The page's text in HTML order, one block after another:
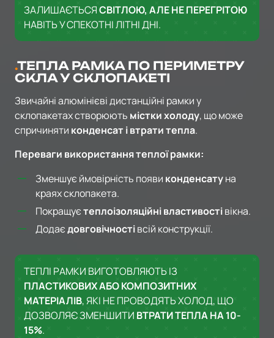
ЗАЛИШАЄТЬСЯСВІТЛОЮ, АЛЕ НЕ ПЕРЕГРІТОЮ
НАВІТЬ У СПЕКОТНІ ЛІТНІ ДНІ.
ТЕПЛА РАМКА ПО ПЕРИМЕТРУ
СКЛА У СКЛОПАКЕТІ
Звичайні алюмінієві дистанційні рамки у
склопакетах створюють містки холоду, що може
спричиняти конденсат і втрати тепла.
Переваги використання теплої рамки:
Зменшує ймовірність появи конденсатуна
краях склопакета.
Покращуєтеплоізоляційні властивостівікна.
Додаєдовговічностівсій конструкції.
ТЕПЛІ РАМКИ ВИГОТОВЛЯЮТЬ ІЗ
ПЛАСТИКОВИХ АБО КОМПОЗИТНИХ
МАТЕРІАЛІВ, ЯКІ НЕ ПРОВОДЯТЬ ХОЛОД, ЩО
ДОЗВОЛЯЄ ЗМЕНШИТИ ВТРАТИ ТЕПЛА НА 10-
15%.